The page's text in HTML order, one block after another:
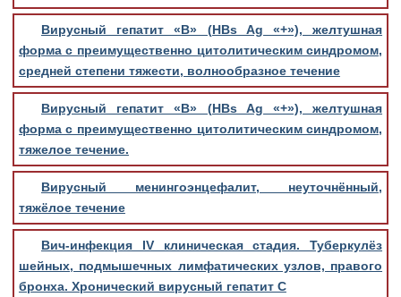
Вирусный гепатит «В» (НВs Ag «+»), желтушная
форма с преимущественно цитолитическим синдромом,
средней степени тяжести, волнообразное течение
Вирусный гепатит «В» (НВs Ag «+»), желтушная
форма с преимущественно цитолитическим синдромом,
тяжелое течение.
Вирусный менингоэнцефалит, неуточнённый,
тяжёлое течение
Вич-инфекция IV клиническая стадия. Туберкулёз
шейных, подмышечных лимфатических узлов, правого
бронха. Хронический вирусный гепатит С